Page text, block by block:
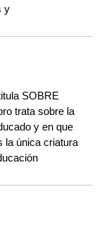
y
SOBRE
trata sobre la
y en que
la única criatura